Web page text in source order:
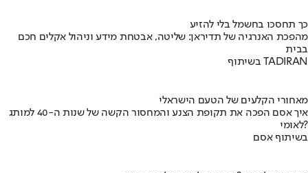
כך תחסכו בחשמל בלי להזיע
מהפכת האנרגיה של תדיראן: שליטה, אבטחת מידע וניהול אקלים חכם
בבית
בשיתוף TADIRAN
מאחורי הקלעים של הטעם הישראלי
איך אסם הפכה את תקופת הצנע והמחסור הקשה של שנות ה-40 למותג
לאומי?
בשיתוף אסם